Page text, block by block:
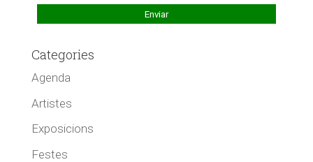
Categories
Agenda
Artistes
Exposicions
Festes